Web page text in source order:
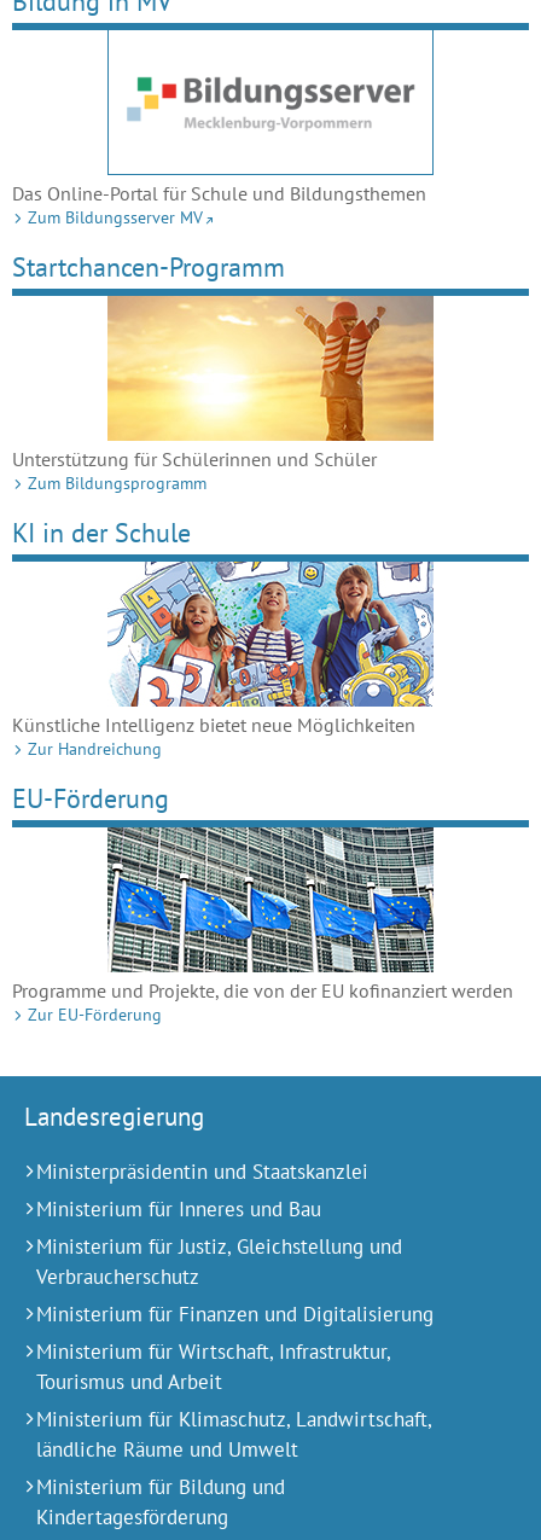
Das Online-Portal für Schule und Bildungsthemen
Zum Bildungsserver MV
Startchancen-Programm
Unterstützung für Schülerinnen und Schüler
Zum Bildungsprogramm
KI in der Schule
Künstliche Intelligenz bietet neue Möglichkeiten
Zur Handreichung
EU-Förderung
Programme und Projekte, die von der EU kofinanziert werden
Zur EU-Förderung
Landesregierung
Ministerpräsidentin und Staatskanzlei
Ministerium für Inneres und Bau
Ministerium für Justiz, Gleichstellung und
Verbraucherschutz
Ministerium für Finanzen und Digitalisierung
Ministerium für Wirtschaft, Infrastruktur,
Tourismus und Arbeit
Ministerium für Klimaschutz, Landwirtschaft,
ländliche Räume und Umwelt
Ministerium für Bildung und
Kindertagesförderung